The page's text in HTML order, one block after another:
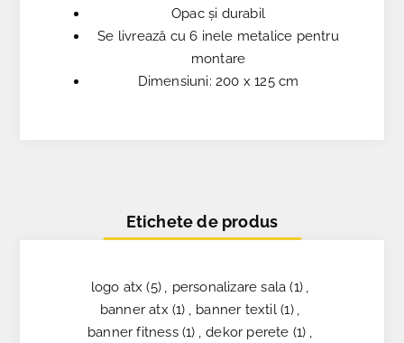
Opac și durabil
Se livrează cu 6 inele metalice pentru
montare
Dimensiuni: 200 x 125 cm
Etichete de produs
logo atx (5) , personalizare sala (1) ,
banner atx (1) , banner textil (1) ,
banner fitness (1) , dekor perete (1) ,